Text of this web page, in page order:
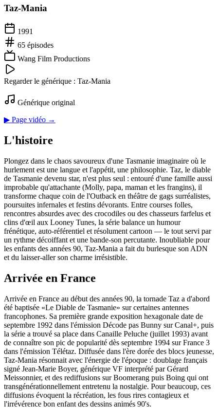
Taz-Mania
1991
65 épisodes
Wang Film Productions
Regarder le générique : Taz-Mania
Générique original
▶ Page vidéo →
L'histoire
Plongez dans le chaos savoureux d'une Tasmanie imaginaire où le
hurlement est une langue et l'appétit, une philosophie. Taz, le diable
de Tasmanie devenu star, n'est plus seul : entouré d'une famille aussi
improbable qu'attachante (Molly, papa, maman et les frangins), il
transforme chaque coin de l'Outback en théâtre de gags surréalistes,
poursuites infernales et festins dévorants. Entre courses folles,
rencontres absurdes avec des crocodiles ou des chasseurs farfelus et
clins d'œil aux Looney Tunes, la série balance un humour
frénétique, auto-référentiel et résolument cartoon — le tout servi par
un rythme décoiffant et une bande-son percutante. Inoubliable pour
les enfants des années 90, Taz-Mania a fait du burlesque son ADN
et du laisser-aller son charme irrésistible.
Arrivée en France
Arrivée en France au début des années 90, la tornade Taz a d'abord
été baptisée «Le Diable de Tasmanie» sur certaines antennes
francophones. Sa première grande exposition hexagonale date de
septembre 1992 dans l'émission Décode pas Bunny sur Canal+, puis
la série a trouvé sa place dans Canaille Peluche (juillet 1993) avant
de connaître son pic de popularité dès septembre 1994 sur France 3
dans l'émission Télétaz. Diffusée dans l'ère dorée des blocs jeunesse,
Taz-Mania résonnait avec l'énergie de l'époque : doublage français
signé Jean‑Marie Boyer, générique VF interprété par Gérard
Meissonnier, et des rediffusions sur Boomerang puis Boing qui ont
transgénérationnellement entretenu la nostalgie. Pour beaucoup, ces
diffusions évoquent la récréation, les fous rires contagieux et
l'irrévérence bon enfant des dessins animés 90's.